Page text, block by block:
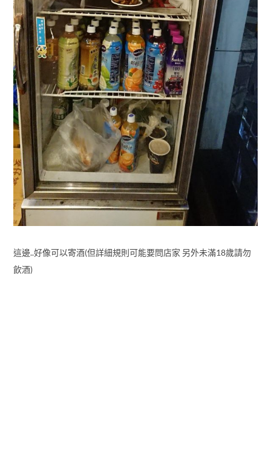
這邊..好像可以寄酒(但詳細規則可能要問店家 另外未滿18歲請勿
飲酒)